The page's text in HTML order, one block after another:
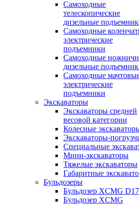
Самоходные
телескопические
дизельные
Самоходные
электрические
подъемники
Самоходные
дизельные
Самоходные
электрические
подъемники
Экскаваторы
Экскаваторы средней
весовой категории
Колесные
Экскаваторы-
Специальные
Мини-экскаваторы
Тяжелые экскаваторы
Габаритные
Бульдозеры
Бульдозер XCMG
Бульдозер XCMG